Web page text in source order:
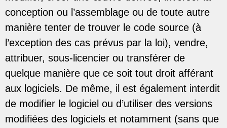
conception ou l’assemblage ou de toute autre
manière tenter de trouver le code source (à
l’exception des cas prévus par la loi), vendre,
attribuer, sous-licencier ou transférer de
quelque manière que ce soit tout droit afférant
aux logiciels. De même, il est également interdit
de modifier le logiciel ou d’utiliser des versions
modifiées des logiciels et notamment (sans que